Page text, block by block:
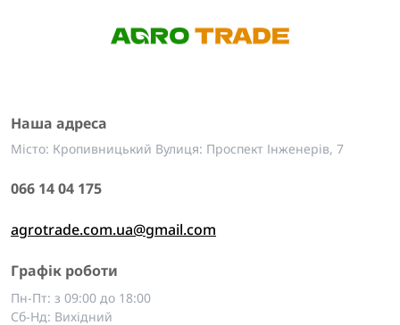
Наша адреса
Місто: Кропивницький Вулиця: Проспект Інженерів, 7
066 14 04 175
agrotrade.com.ua@gmail.com
Графік роботи
Пн-Пт: з 09:00 до 18:00
Сб-Нд: Вихідний